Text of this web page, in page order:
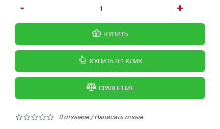
- +
КУПИТЬ
КУПИТЬ В 1 КЛИК
СРАВНЕНИЕ
0 отзывов/Написать отзыв